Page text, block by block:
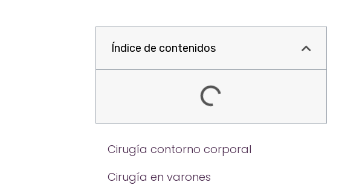
Índice de contenidos
Cirugía contorno corporal
Cirugía en varones